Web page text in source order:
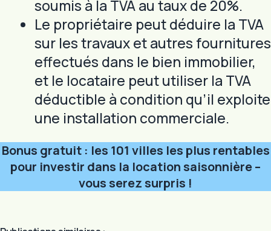
soumis à la TVA au taux de 20%.
Le propriétaire peut déduire la TVA
sur les travaux et autres fournitures
effectués dans le bien immobilier,
et le locataire peut utiliser la TVA
déductible à condition qu’il exploite
une installation commerciale.
Bonus gratuit : les 101 villes les plus rentables
pour investir dans la location saisonnière –
vous serez surpris !